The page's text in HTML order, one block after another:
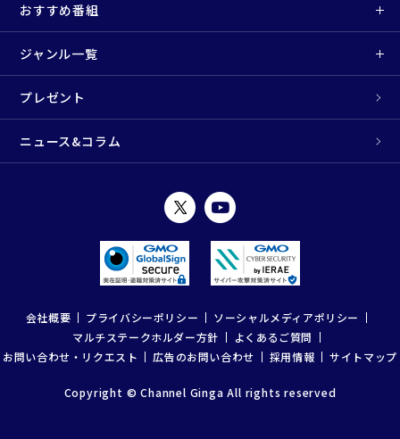
おすすめ番組
ジャンル一覧
プレゼント
ニュース&コラム
会社概要 プライバシーポリシー
ソーシャルメディアポリシー
マルチステークホルダー方針
よくあるご質問
お問い合わせ・リクエスト
広告のお問い合わせ 採用情報 サイトマップ
Copyright © Channel Ginga All rights reserved